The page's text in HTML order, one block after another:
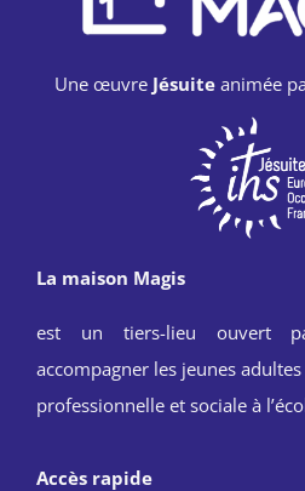
Une œuvre Jésuite animée
La maison Magis
est un tiers-lieu ouvert
accompagner les jeunes
professionnelle et sociale à
Accès rapide